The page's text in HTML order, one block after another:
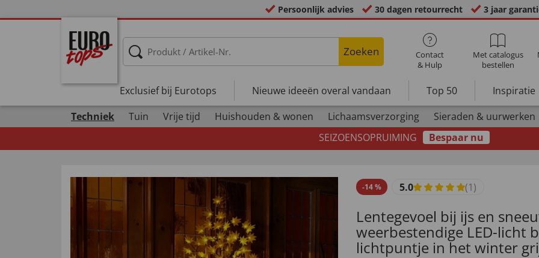
Persoonlijk advies 30 dagen retourrecht 3 jaar
Zoeken
Contact
& Hulp
Met catalogus
bestellen
Exclusief bij Eurotops Nieuwe ideeën overal vandaan Top 50
Inspiratie
Techniek
Tuin Vrije tijd Huishouden & wonen Lichaamsverzorging
Sieraden & uurwerken
SEIZOENSOPRUIMING
Bespaar nu
-14% 5.0 (1)
Lentegevoel bij ijs en
weerbestendige LED-licht
lichtpuntje in het winter